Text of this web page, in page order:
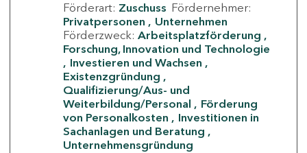
Förderart: Zuschuss Fördernehmer:
Privatpersonen
Unternehmen
Förderzweck: Arbeitsplatzförderung
Forschung, Innovation und Technologie
Investieren und Wachsen
Existenzgründung
Qualifizierung/Aus- und
Weiterbildung/Personal
Förderung
von Personalkosten
Investitionen in
Sachanlagen und Beratung
Unternehmensgründung